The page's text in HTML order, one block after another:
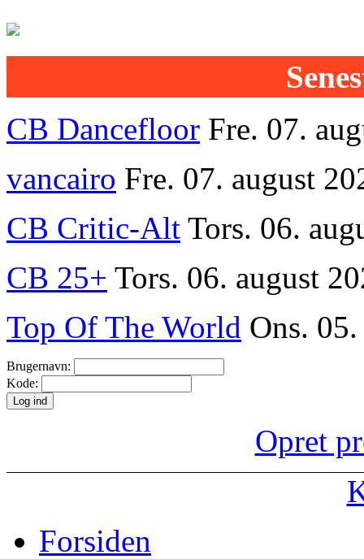
CB Dancefloor Fre. 07.
vancairo Fre. 07. august
CB Critic-Alt Tors. 06.
CB 25+ Tors. 06. august
Top Of The World Ons.
Brugernavn:
Kode:
Opret
Forsiden